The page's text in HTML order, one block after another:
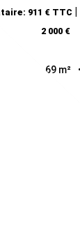
911 € TTC
2 000 €
69 m²